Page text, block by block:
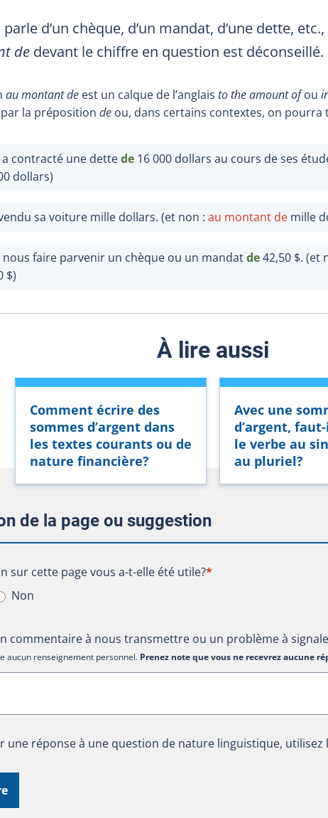
parle d’un chèque, d’un mandat, d’une dette,
de devant le chiffre en question est déconseillé.
au montant de est un calque de l’anglais to the amount ofou
la préposition de ou, dans certains contextes, on pourra
a contracté une dettede 16000 dollars au cours de ses
dollars)
sa voiture mille dollars. (et non : au montant de mille
nous faire parvenir un chèque ou un mandatde42,50 $. (et
$)
À lire aussi
Comment écrire des
sommes d’argent dans
les textes courants ou de
nature financière?
Avec une
d’argent,
le verbe au
au pluriel?
de la page ou suggestion
sur cette page vous a-t-elle été utile?
sur cette page vous a-t-elle été utile?*
Non
commentaire à nous transmettre ou un problème à
aucun renseignement personnel. Prenez note que vous ne recevrez aucune
une réponse à une question de nature linguistique, utilisez